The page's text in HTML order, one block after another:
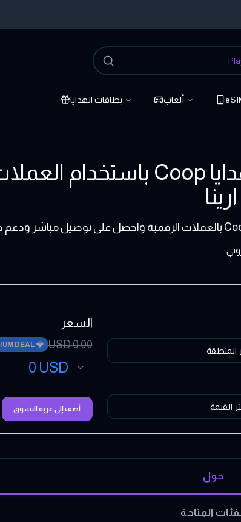
بطاقات الهدايا ألعاب
المنطقة
القيمة
السعر
0.00
USD
💎
DEAL
0 USD
أضف إلى عربة التسوق
حول
المتاحة